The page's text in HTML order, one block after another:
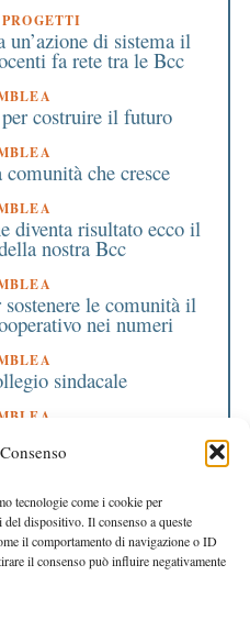
tecnologie come i cookie per
del dispositivo. Il consenso a queste
il comportamento di navigazione o ID
il consenso può influire negativamente
di sistema il
fa rete tra le Bcc
costruire il futuro
che cresce
diventa risultato ecco il
nostra Bcc
le comunità il
nei numeri
sindacale
e 2 milioni
territorio
DIRETTORE
riconoscibili
insieme